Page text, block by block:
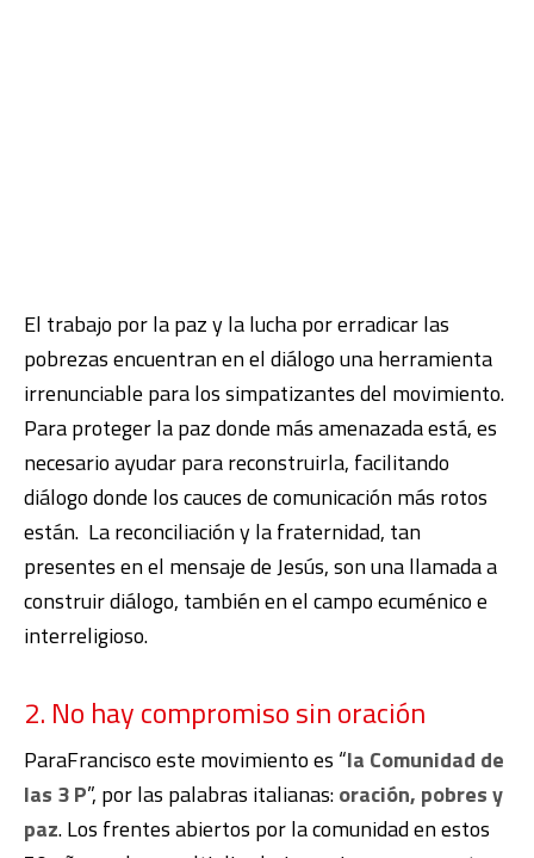
El trabajo por la paz y la lucha por erradicar las
pobrezas encuentran en el diálogo una herramienta
irrenunciable para los simpatizantes del movimiento.
Para proteger la paz donde más amenazada está, es
necesario ayudar para reconstruirla, facilitando
diálogo donde los cauces de comunicación más rotos
están. La reconciliación y la fraternidad, tan
presentes en el mensaje de Jesús, son una llamada a
construir diálogo, también en el campo ecuménico e
interreligioso.
2. No hay compromiso sin oración
ParaFrancisco este movimiento es “la Comunidad de
las 3 P”, por las palabras italianas:oración, pobres y
paz. Los frentes abiertos por la comunidad en estos